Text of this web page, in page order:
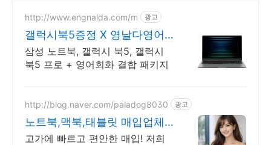
http://www.engnalda.com/m 광고
갤럭시북5증정 X 영날다영어
삼성 갤럭시북5 프로 신제품
삼성 노트북, 갤럭시 북5, 갤럭시
북5 프로 + 영어회화 결합 패키지
http://blog.naver.com/paladog8030 광고
노트북,맥북,태블릿 매입업체
저희가 삽니다! 매입O판매X
고가에 빠르고 편안한 매입! 저희